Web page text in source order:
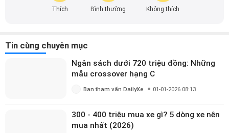
tin. Từ việc đánh giá chi tiết sản phẩm, dịch vụ đến việc
cập nhật những xu hướng mới nhất của ngành, mình mong
kiến thức thú vị và hữu ích được chia sẻ mỗi ngày ngay tại
Thích Bình thường Không thích
Tin cùng chuyên mục
Ngân sách dưới 720 triệu đồng: Những
mẫu crossover hạng C
Ban tham vấn DailyXe 01-01-2026 08:13
300 - 400 triệu mua xe gì? 5 dòng xe nên
mua nhất (2026)